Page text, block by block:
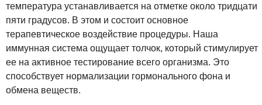
температура устанавливается на отметке около тридцати
пяти градусов. В этом и состоит основное
терапевтическое воздействие процедуры. Наша
иммунная система ощущает толчок, который стимулирует
ее на активное тестирование всего организма. Это
способствует нормализации гормонального фона и
обмена веществ.